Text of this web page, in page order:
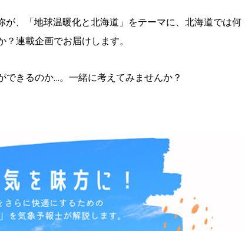
が、「地球温暖化と北海道」をテーマに、北海道では何
連載企画でお届けします。
できるのか…。一緒に考えてみませんか？